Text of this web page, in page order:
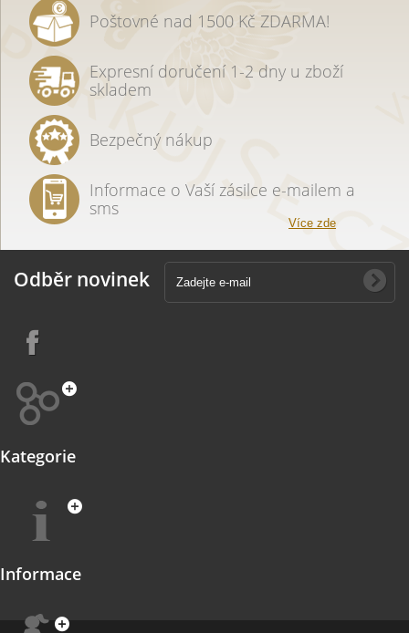
Poštovné nad 1500 Kč ZDARMA!
Expresní doručení 1-2 dny u zboží
skladem
Bezpečný nákup
Informace o Vaší zásilce e-mailem a
sms
Více zde
Odběr novinek
Kategorie
Informace